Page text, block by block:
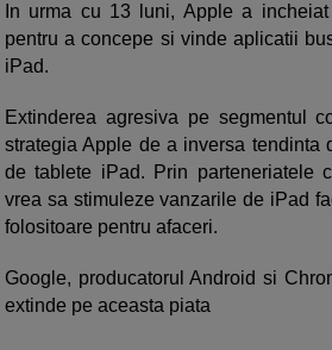
In urma cu 13 luni, Apple a
pentru a concepe si vinde aplicatii
iPad.
Extinderea agresiva pe segmentul
strategia Apple de a inversa tendinta
de tablete iPad. Prin parteneriatele
vrea sa stimuleze vanzarile de iPad
folositoare pentru afaceri.
Google, producatorul Android si
extinde pe aceasta piata